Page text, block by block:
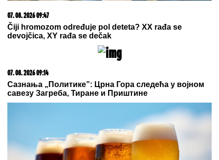
"SMETALI SU MU MOJI IZLASCI"
Voditeljka Ana Radulović progovorila
o razvodu od pevača Mirčeta
Radulovića